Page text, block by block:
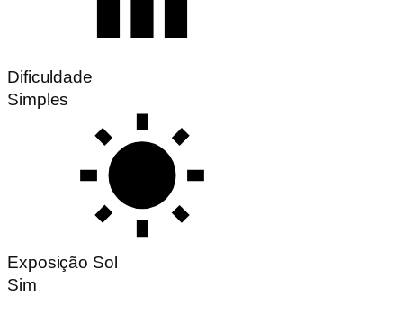
Dificuldade
Simples
Exposição Sol
Sim